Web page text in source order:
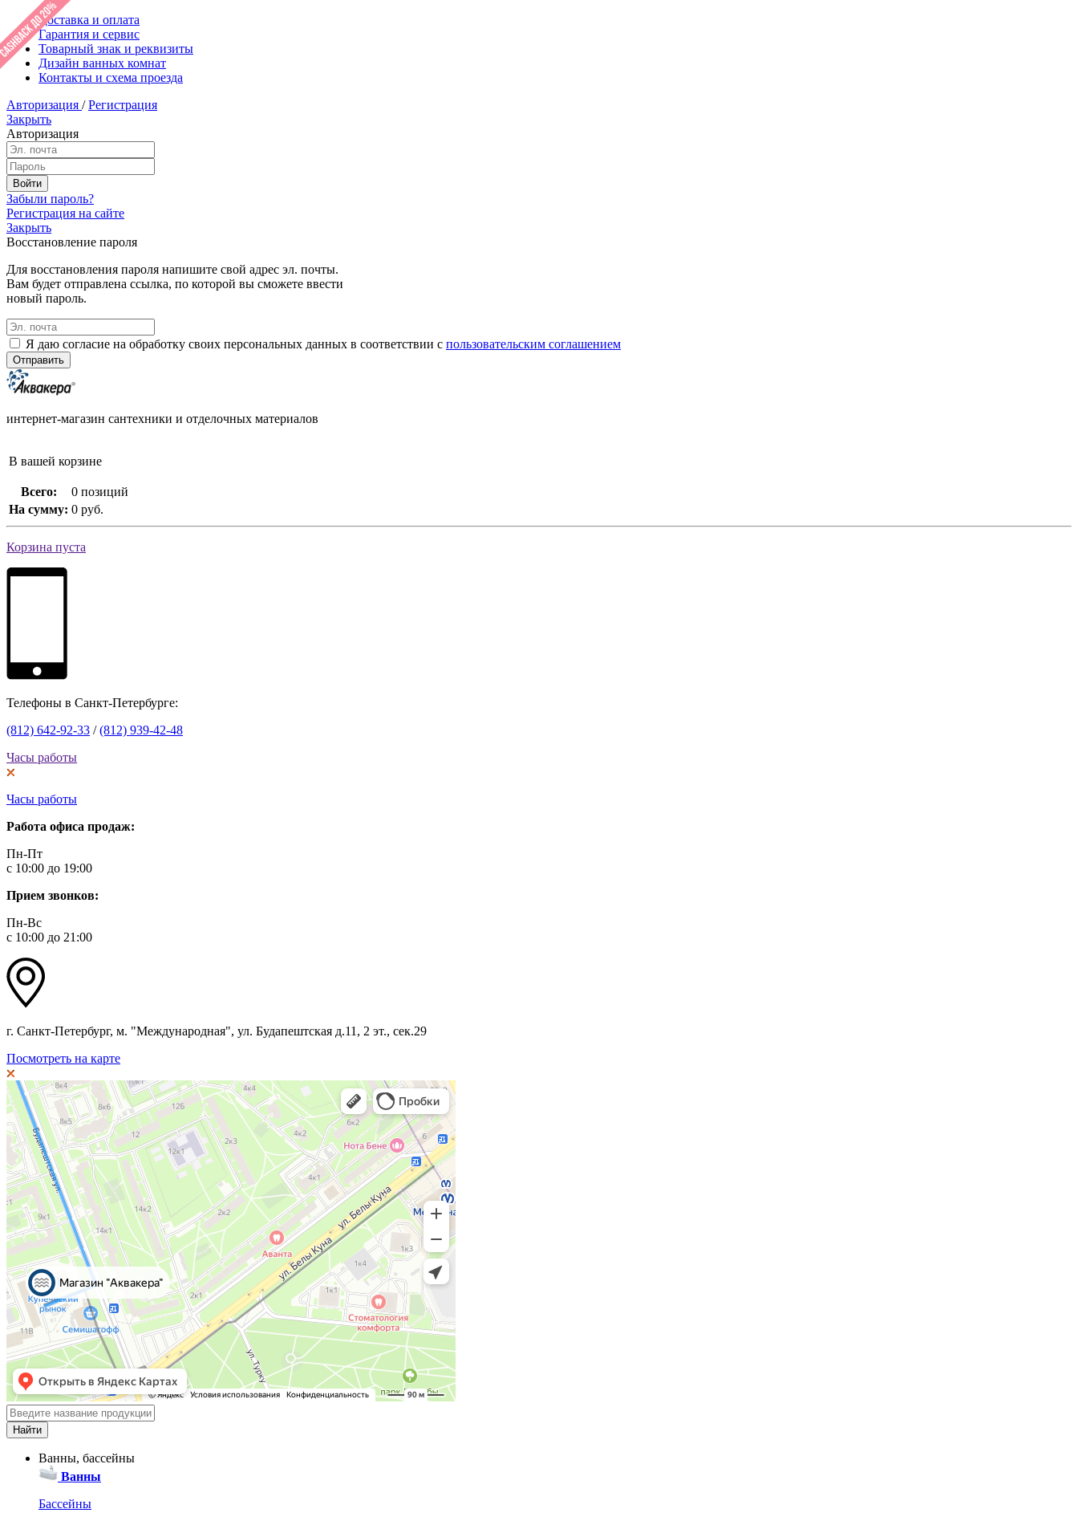
Доставка и оплата
Гарантия и сервис
Товарный знак и реквизиты
Дизайн ванных комнат
Контакты и схема проезда
Авторизация / Регистрация
Закрыть
Авторизация
Забыли пароль?
Регистрация на сайте
Закрыть
Восстановление пароля
Для восстановления пароля напишите свой адрес эл. почты.
Вам будет отправлена ссылка, по которой вы сможете ввести
новый пароль.
Я даю согласие на обработку своих персональных данных в соответствии с пользовательским соглашением
интернет-магазин сантехники и отделочных материалов
В вашей корзине
Всего:
0 позиций
На сумму: 0 руб.
Корзина пуста
Телефоны в Санкт-Петербурге:
(812) 642-92-33 /(812) 939-42-48
Часы работы
Часы работы
Работа офиса продаж:
Пн-Пт
с 10:00 до 19:00
Прием звонков:
Пн-Вс
с 10:00 до 21:00
г. Санкт-Петербург, м. "Международная", ул. Будапештская д.11, 2 эт., сек.29
Посмотреть на карте
Ванны, бассейны
Ванны
Бассейны